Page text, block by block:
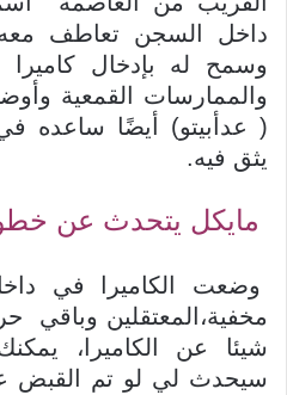
داخل السجن تعاطف
وسمح له بإدخال
والممارسات القمعية
( عدأبيتو) أيضًا ساعده
يثق فيه.
مايكل يتحدث عن
وضعت الكاميرا في
مخفية،المعتقلين وباقي
شيئا عن الكاميرا،
سيحدث لي لو تم القبض